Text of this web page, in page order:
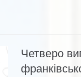
Четверо